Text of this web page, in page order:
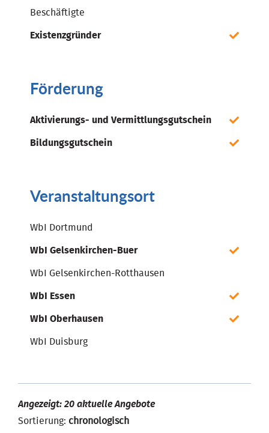
Beschäftigte
Existenzgründer
Förderung
Aktivierungs- und Vermittlungsgutschein
Bildungsgutschein
Veranstaltungsort
WbI Dortmund
WbI Gelsenkirchen-Buer
WbI Gelsenkirchen-Rotthausen
WbI Essen
WbI Oberhausen
WbI Duisburg
Angezeigt: 20 aktuelle Angebote
Sortierung: chronologisch